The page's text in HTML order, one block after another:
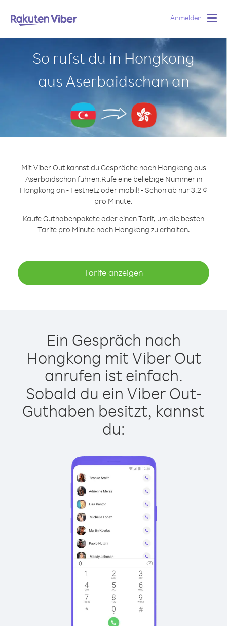
Anmelden
So rufst du in Hongkong
aus Aserbaidschan an
Mit Viber Out kannst du Gespräche nach Hongkong aus
Aserbaidschan führen.Rufe eine beliebige Nummer in
Hongkong an - Festnetz oder mobil! - Schon ab nur 3.2 ¢
pro Minute.
Kaufe Guthabenpakete oder einen Tarif, um die besten
Tarife pro Minute nach Hongkong zu erhalten.
Tarife anzeigen
Ein Gespräch nach
Hongkong mit Viber Out
anrufen ist einfach.
Sobald du ein Viber Out-
Guthaben besitzt, kannst
du: